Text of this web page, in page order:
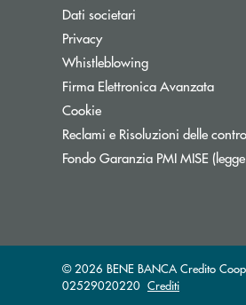
Dati societari
Privacy
Whistleblowing
Firma Elettronica Avanzata
Cookie
Reclami e Risoluzioni delle
Fondo Garanzia PMI MISE
© 2026 BENE BANCA Credito
02529020220 Crediti